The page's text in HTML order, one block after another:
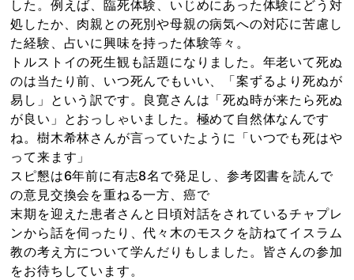
した。例えば、臨死体験、いじめにあった体験にどう対
処したか、肉親との死別や母親の病気への対応に苦慮し
た経験、占いに興味を持った体験等々。
トルストイの死生観も話題になりました。年老いて死ぬ
のは当たり前、いつ死んでもいい、「案ずるより死ぬが
易し」という訳です。良寛さんは「死ぬ時が来たら死ぬ
が良い」とおっしゃいました。極めて自然体なんです
ね。樹木希林さんが言っていたように「いつでも死はや
って来ます」
スピ懇は6年前に有志8名で発足し、参考図書を読んで
の意見交換会を重ねる一方、癌で
末期を迎えた患者さんと日頃対話をされているチャプレ
ンから話を伺ったり、代々木のモスクを訪ねてイスラム
教の考え方について学んだりもしました。皆さんの参加
をお待ちしています。